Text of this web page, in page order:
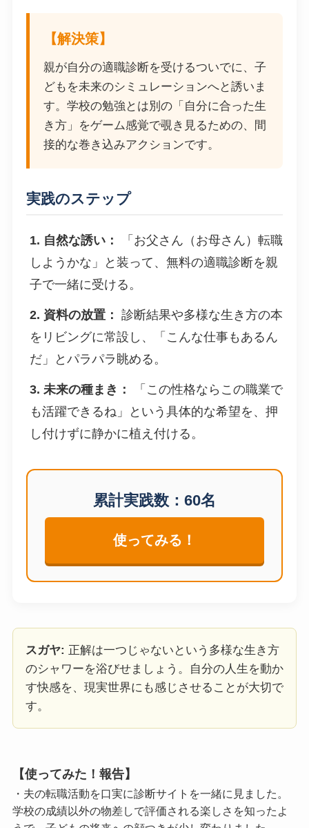
【解決策】
親が自分の適職診断を受けるついでに、子
どもを未来のシミュレーションへと誘いま
す。学校の勉強とは別の「自分に合った生
き方」をゲーム感覚で覗き見るための、間
接的な巻き込みアクションです。
実践のステップ
1. 自然な誘い：
「お父さん（お母さん）転職
しようかな」と装って、無料の適職診断を親
子で一緒に受ける。
2. 資料の放置： 診断結果や多様な生き方の本
をリビングに常設し、「こんな仕事もあるん
だ」とパラパラ眺める。
3. 未来の種まき：
「この性格ならこの職業で
も活躍できるね」という具体的な希望を、押
し付けずに静かに植え付ける。
累計実践数： 60名
使ってみる！
スガヤ: 正解は一つじゃないという多様な生き方
のシャワーを浴びせましょう。自分の人生を動か
す快感を、現実世界にも感じさせることが大切で
す。
【使ってみた！報告】
・夫の転職活動を口実に診断サイトを一緒に見ました。
学校の成績以外の物差しで評価される楽しさを知ったよ